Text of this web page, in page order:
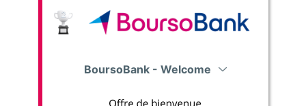
BoursoBank - Welcome